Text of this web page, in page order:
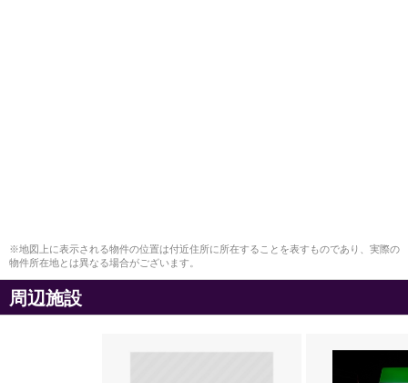
※地図上に表示される物件の位置は付近住所に所在することを表すものであり、実際の
物件所在地とは異なる場合がございます。
周辺施設